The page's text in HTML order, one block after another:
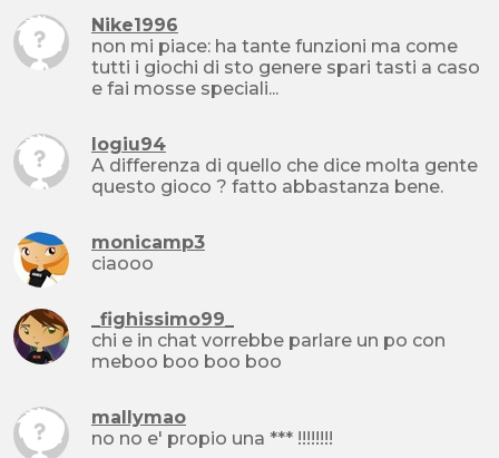
Nike1996
non mi piace: ha tante funzioni ma come
tutti i giochi di sto genere spari tasti a caso
e fai mosse speciali...
logiu94
A differenza di quello che dice molta gente
questo gioco ? fatto abbastanza bene.
monicamp3
ciaooo
_fighissimo99_
chi e in chat vorrebbe parlare un po con
meboo boo boo boo
mallymao
no no e' propio una *** !!!!!!!!